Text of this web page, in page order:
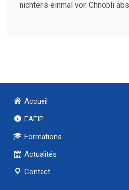
nichtens einmal von Chnobli
Accueil
EAFIP
Formations
Actualités
Contact